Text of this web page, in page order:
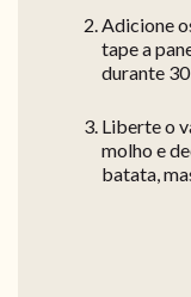
Adicione
tape a
durante
Liberte o
molho e
batata,